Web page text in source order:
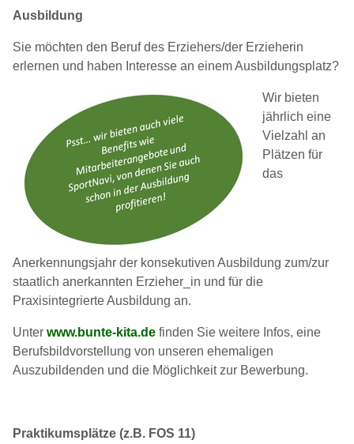
Ausbildung
Sie möchten den Beruf des Erziehers/der Erzieherin
erlernen und haben Interesse an einem Ausbildungsplatz?
Wir bieten
jährlich eine
Vielzahl an
Plätzen für
das
Anerkennungsjahr der konsekutiven Ausbildung zum/zur
staatlich anerkannten Erzieher_in und für die
Praxisintegrierte Ausbildung an.
Unter www.bunte-kita.de finden Sie weitere Infos, eine
Berufsbildvorstellung von unseren ehemaligen
Auszubildenden und die Möglichkeit zur Bewerbung.
Praktikumsplätze (z.B. FOS 11)